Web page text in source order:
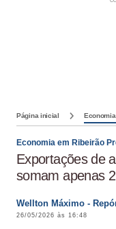
Página inicial
Economia em Ribeirão
Exportações de
somam apenas
Wellton Máximo -
26/05/2026 às 16:48